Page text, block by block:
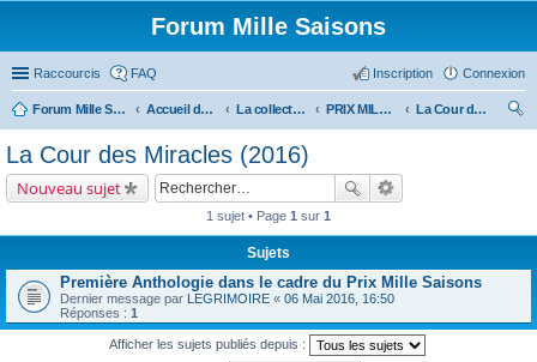
Forum Mille Saisons
Raccourcis FAQ Connexion
Inscription
Forum Mille Saisons Accueil du forum La collection Mille Saisons PRIX MILLE SAISONS (et anthologies Solstice)
La Cour des Miracles (2016)
La Cour des Miracles (2016)
Nouveau sujet
1 sujet • Page 1 sur 1
Sujets
Première Anthologie dans le cadre du Prix Mille Saisons
Dernier message par LEGRIMOIRE « 06 Mai 2016, 16:50
Réponses : 1
Afficher les sujets publiés depuis :